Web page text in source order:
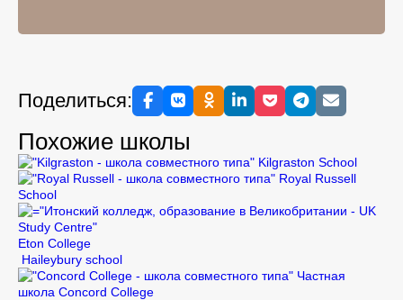
Поделиться:
Похожие школы
Kilgraston School
Royal Russell
School
Eton College
Haileybury school
Частная
школа Concord College